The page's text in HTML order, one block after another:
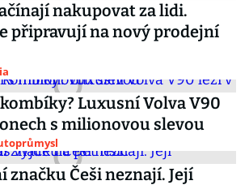
nakupovat za lidi.
připravují na nový prodejní
Luxusní Volva V90
s milionovou slevou
značku Češi neznají. Její